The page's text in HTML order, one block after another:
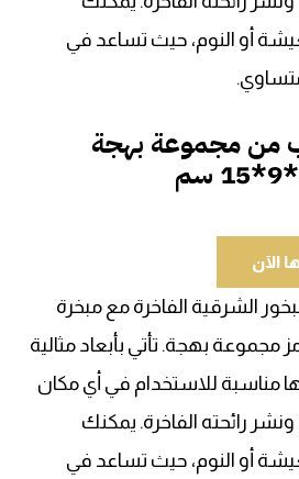
أو النوم، حيث تساعد في
من مجموعة بهجة
الآن
الشرقية الفاخرة مع مبخرة
بهجة. تأتي بأبعاد مثالية
مناسبة للاستخدام في أي مكان
رائحته الفاخرة. يمكنك
أو النوم، حيث تساعد في